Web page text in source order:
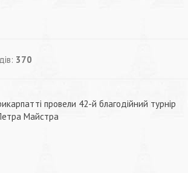
370
провели 42-й благодійний турнір
Майстра